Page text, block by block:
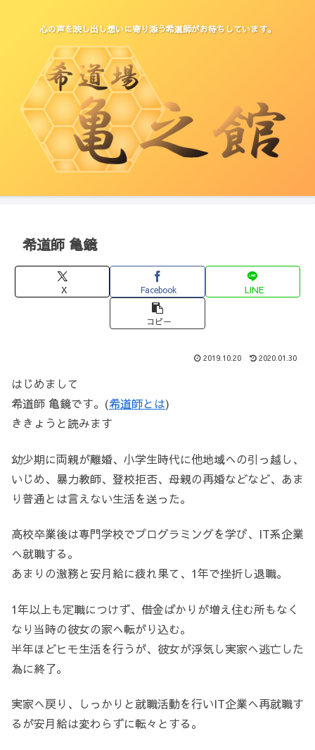
心の声を映し出し想いに寄り添う希道師がお待ちしています。
希道師 亀鏡
X Facebook LINE
コピー
2019.10.20 2020.01.30
はじめまして
希道師 亀鏡です。(希道師とは)
ききょうと読みます
幼少期に両親が離婚、小学生時代に他地域への引っ越し、
いじめ、暴力教師、登校拒否、母親の再婚などなど、あま
り普通とは言えない生活を送った。
高校卒業後は専門学校でプログラミングを学び、IT系企業
へ就職する。
あまりの激務と安月給に疲れ果て、1年で挫折し退職。
1年以上も定職につけず、借金ばかりが増え住む所もなく
なり当時の彼女の家へ転がり込む。
半年ほどヒモ生活を行うが、彼女が浮気し実家へ逃亡した
為に終了。
実家へ戻り、しっかりと就職活動を行いIT企業へ再就職す
るが安月給は変わらずに転々とする。